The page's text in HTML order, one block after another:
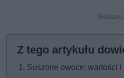
Suszone owoce: wartości i